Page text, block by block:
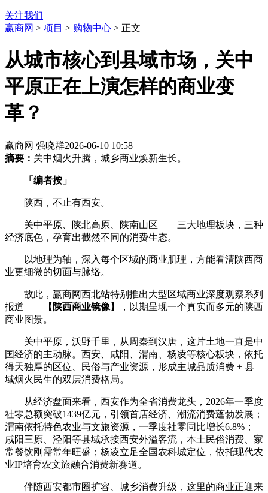
关注我们
赢商网 > 项目 > 购物中心 > 正文
从城市核心到县域市场，关中
平原正在上演怎样的商业变
革？
赢商网 强晓群2026-06-10 10:58
摘要： 关中烟火升腾，城乡商业焕新生长。
「编者按」
陕西，不止有西安。
关中平原、陕北高原、陕南山区——三大地理板块，三种
经济底色，孕育出截然不同的消费生态。
以地理为轴，深入每个区域的商业肌理，方能看清陕西商
业更细微的切面与脉络。
故此，赢商网西北站特别推出大型区域商业深度观察系列
报道—— 【陕西商业镜像】
，以期呈现一个真实而多元的陕西
商业图景。
关中平原，沃野千里，从周秦到汉唐，这片土地一直是中
国经济的主动脉。西安、咸阳、渭南、杨凌等核心板块，依托
得天独厚的区位、民俗与产业资源，形成主城品质消费 + 县
域烟火民生的双层消费格局。
从经济盘面来看，西安作为全省消费龙头，2026年一季度
社零总额突破1439亿元，引领首店经济、潮流消费蓬勃发展；
渭南依托特色农业与文旅资源，一季度社零同比增长6.8%；
咸阳三原、泾阳等县域承接西安外溢客流，本土民俗消费、家
常餐饮刚需常年旺盛；杨凌立足全国农科城定位，依托现代农
业IP培育农文旅融合消费新赛道。
伴随西安都市圈扩容、城乡消费升级，这里的商业正迎来